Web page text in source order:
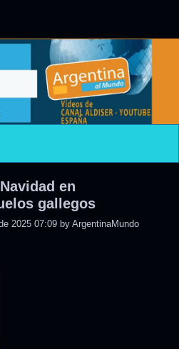
content
en
gallegos
2025 07:09 by ArgentinaMundo